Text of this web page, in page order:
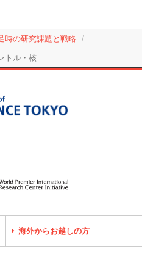
時の研究課題と戦略
トル・核
海外からお越しの方